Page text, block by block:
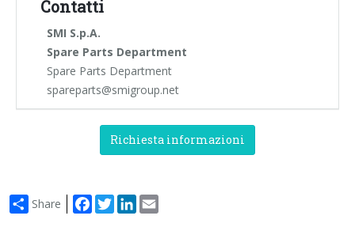
Contatti
SMI S.p.A.
Spare Parts Department
Spare Parts Department
spareparts@smigroup.net
Richiesta informazioni
Share Facebook
TwitterLinkedIn